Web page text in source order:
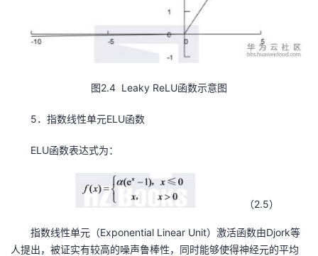
图2.4 Leaky ReLU函数示意图
5．指数线性单元ELU函数
ELU函数表达式为：
（2.5）
指数线性单元（Exponential Linear Unit）激活函数由Djork等
人提出，被证实有较高的噪声鲁棒性，同时能够使得神经元的平均